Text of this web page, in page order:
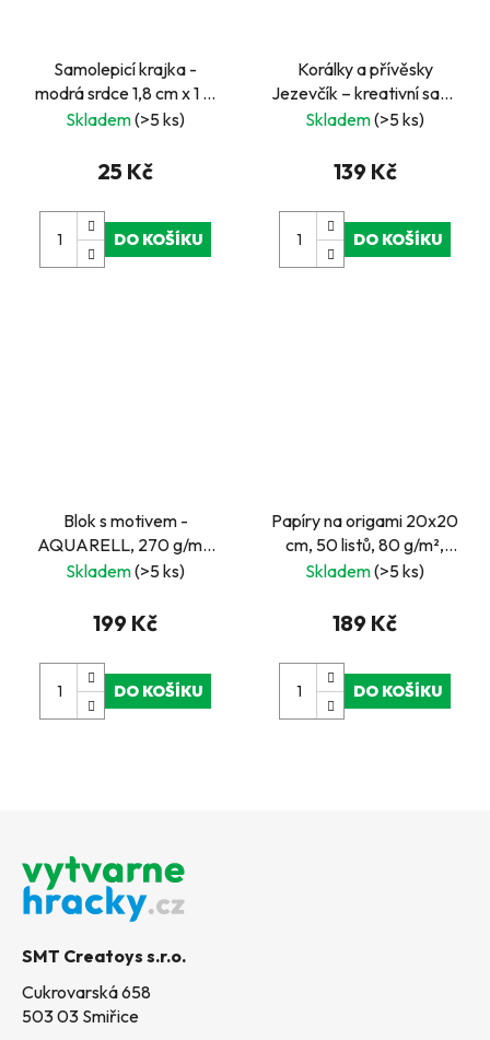
Samolepicí krajka -
modrá srdce 1,8 cm x 1 m
Scrapbooking
Skladem(>5 ks)
25 Kč
DO KOŠÍKU
Korálky a přívěsky
Jezevčík – kreativní sada
pro výrobu originálních
Skladem(>5 ks)
139 Kč
DO KOŠÍKU
Blok s motivem -
AQUARELL, 270 g/m²,
20 listů
Skladem(>5 ks)
199 Kč
DO KOŠÍKU
Papíry na origami 20x20
cm, 50 listů, 80 g/m²,
INTENSIV
Skladem(>5 ks)
189 Kč
DO KOŠÍKU
SMT Creatoys s.r.o.
Cukrovarská 658
503 03 Smiřice